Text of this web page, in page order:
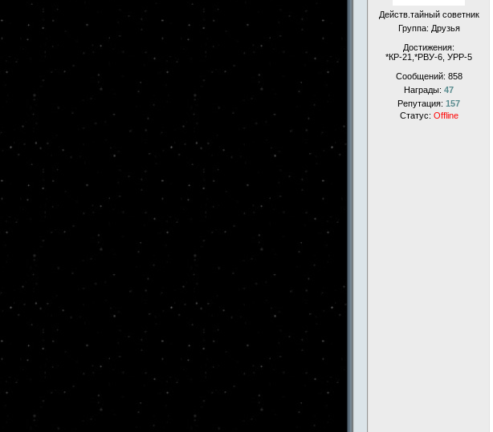
Действ.тайный советник
Группа: Друзья
Достижения:
*КР-21,*РВУ-6, УРР-5
Сообщений: 858
Награды: 47
Репутация: 157
Статус: Offline